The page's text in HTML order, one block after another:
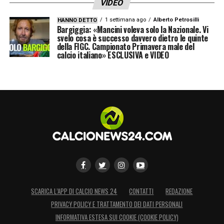
VIDEO
HANNO DETTO 1 settimana ago Alberto Petrosilli
Bargiggia: «Mancini voleva solo la Nazionale. Vi
svelo cosa è successo davvero dietro le quinte
della FIGC. Campionato Primavera male del
calcio italiano» ESCLUSIVA e VIDEO
SCARICA L’APP DI CALCIO NEWS 24 CONTATTI
REDAZIONE
PRIVACY POLICY E TRATTAMENTO DEI DATI PERSONALI
INFORMATIVA ESTESA SUI COOKIE (COOKIE POLICY)